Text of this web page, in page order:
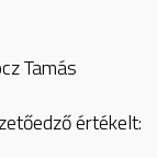
Tamás
értékelt: